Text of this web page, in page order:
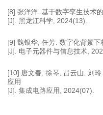
[8] 张洋洋. 基于数字孪生技术
[J]. 黑龙江科学, 2024(13).
[9] 魏银华, 任芳. 数字化背景
[J]. 电子元器件与信息技术,
[10] 唐文春, 徐琴, 吕云山, 刘
应用
[J]. 集成电路应用, 2024(07).